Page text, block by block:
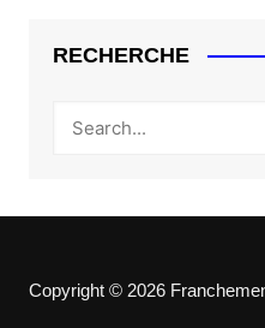
RECHERCHE
Copyright © 2026